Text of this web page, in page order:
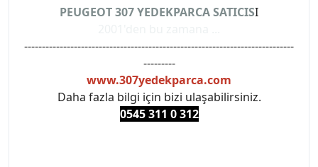
PEUGEOT 307 YEDEKPARCA SATICISI
----------------------------------------------------------------------------
---------
www.307yedekparca.com
Daha fazla bilgi için bizi ulaşabilirsiniz.
0545 311 0 312